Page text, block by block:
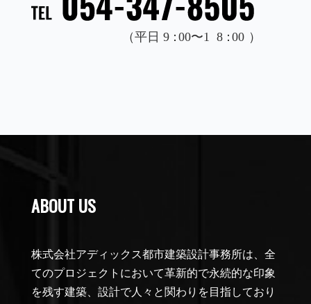
ABOUT US
株式会社アディックス都市建築設計事務所は、全
てのプロジェクトにおいて革新的で永続的な印象
を残す建築、設計で人々と関わりを目指しており